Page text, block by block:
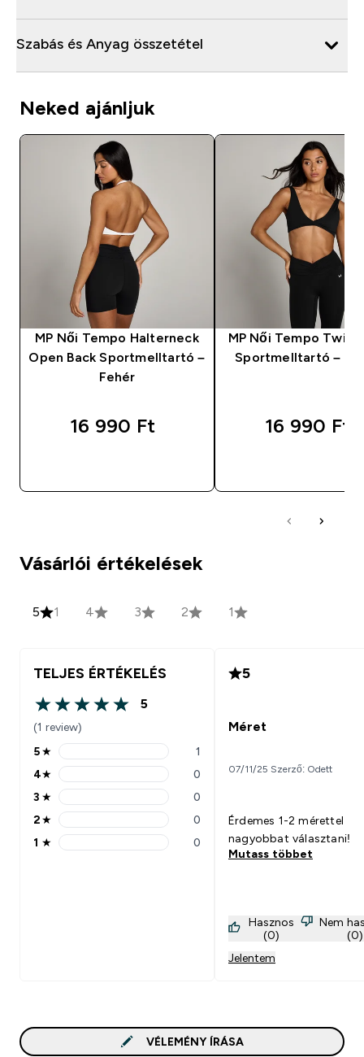
Szabás és Anyag összetétel
Neked ajánljuk
MP Női Tempo Halterneck
Open Back Sportmelltartó –
Fehér
16 990 Ft‎
MP Női Tempo Twist
Sportmelltartó –
16 990 Ft‎
Vásárlói értékelések
5 1 4 3 2 1
TELJES ÉRTÉKELÉS
5 out of 5 stars
5
(1 review)
5 stars rating 1 reviews
5★ 1
4 stars rating 0 reviews
4★ 0
3 stars rating 0 reviews
3 ★ 0
2 stars rating 0 reviews
2★ 0
1 stars rating 0 reviews
1 ★ 0
5
Méret
07/11/25 Szerző: Odett
Érdemes 1-2 mérettel
nagyobbat választani!
Mutass többet
Hasznos
(0)
Nem
(0)
Jelentem
VÉLEMÉNY ÍRÁSA